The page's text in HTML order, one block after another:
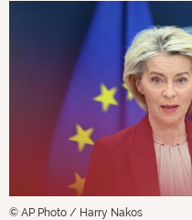
© AP Photo / Harry Nakos